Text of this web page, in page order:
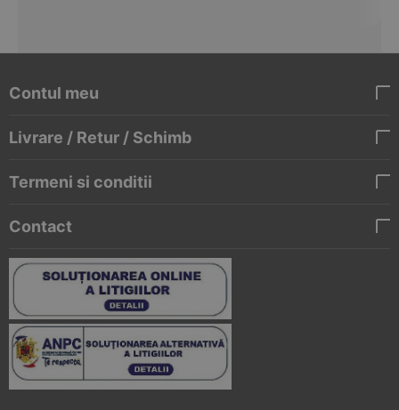
Contul meu
Livrare / Retur / Schimb
Termeni si conditii
Contact